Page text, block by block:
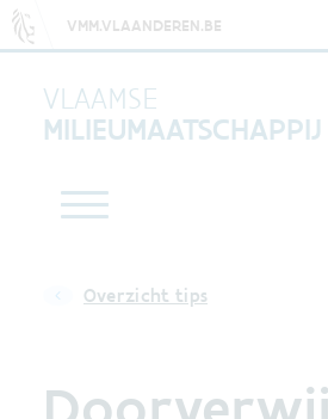
VMM.VLAANDEREN.BE
VLAAMSE
MILIEUMAATSCHAPPIJ
Overzicht tips